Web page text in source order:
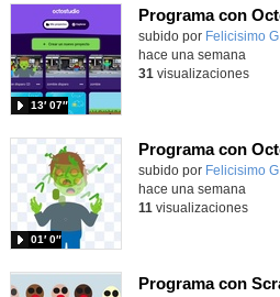
Contenido educativo.
subido por Felicisimo G.
13′ 07″
hace una semana
31 visualizaciones
Contenido educativo.
subido por Felicisimo G.
01′ 0″
hace una semana
11 visualizaciones